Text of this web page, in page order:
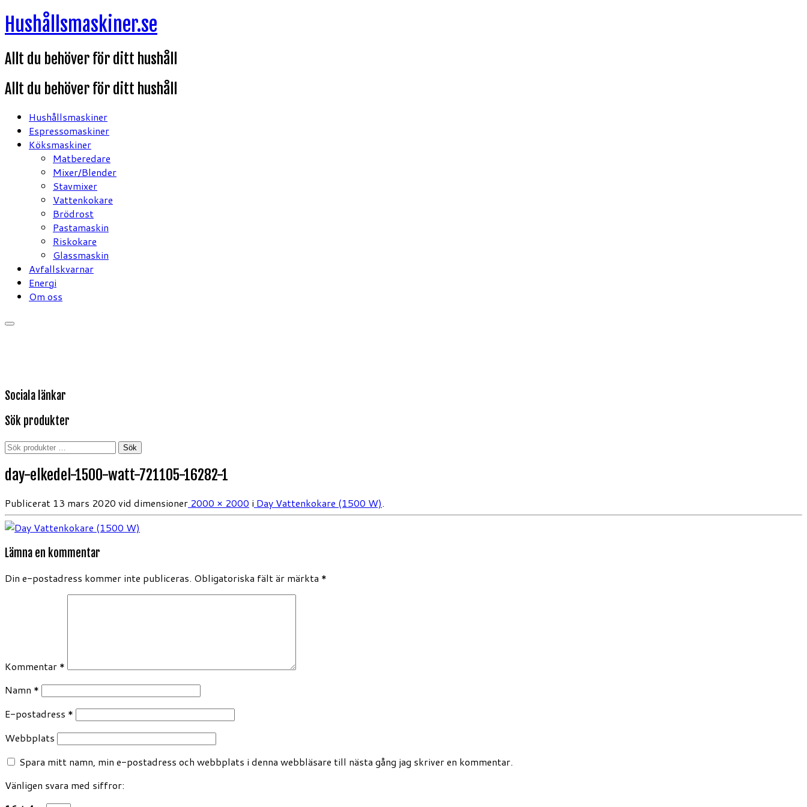
Hoppa
till
Hushållsmaskiner.se
Allt du behöver för ditt hushåll
Allt du behöver för ditt hushåll
Hushållsmaskiner
Espressomaskiner
Köksmaskiner
Matberedare
Mixer/Blender
Stavmixer
Vattenkokare
Brödrost
Pastamaskin
Riskokare
Glassmaskin
Avfallskvarnar
Energi
Om oss
Sociala länkar
Sök produkter
Sök
Sök
day-elkedel-1500-watt-721105-16282-1
Publicerat 13 mars 2020 vid dimensioner 2000 × 2000 i Day Vattenkokare (1500 W).
Lämna en kommentar
Din e-postadress kommer inte publiceras. Obligatoriska fält är märkta *
Kommentar *
Namn *
E-postadress *
Webbplats
Spara mitt namn, min e-postadress och webbplats i denna webbläsare till nästa gång jag skriver en kommentar.
Vänligen svara med siffror: